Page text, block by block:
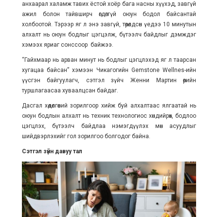
анхаарал халамж тавих ёстой хоёр бага насны хүүхэд, завгүй
ажил болон тайвширч өгдөггүй оюун бодол байсантай
холбоотой. Тэрээр яг л энэ завгүй, төөрөлдсөн үедээ 10 минутын
алхалт нь оюун бодлыг цэгцэлж, бүтээлч байдлыг дэмждэг
хэмээх яриаг сонссоор байжээ.
“Гайхмаар нь арван минут нь бодлыг цэгцлэхэд яг л таарсан
хугацаа байсан” хэмээн Чикагогийн Gemstone Wellnes-ийн
үүсгэн байгуулагч, сэтгэл зүйч Женни Мартин өөрийн
туршлагаасаа хуваалцсан байдаг.
Дасгал хөдөлгөөний зорилгоор хийж буй алхалтаас ялгаатай нь
оюун бодлын алхалт нь техник технологиос хөндийрөх, бодлоо
цэгцлэх, бүтээлч байдлаа нэмэгдүүлэх мөн асуудлыг
шийдвэрлэхийг гол зорилгоо болгодог байна.
Сэтгэл зүйн давуу тал